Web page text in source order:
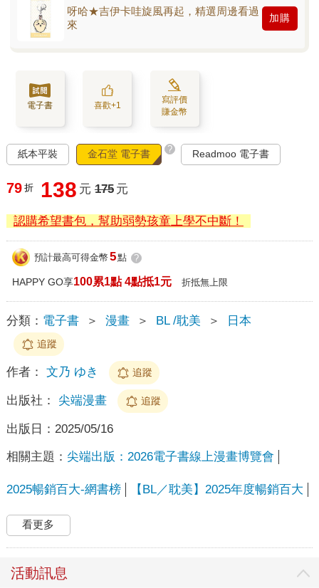
呀哈★吉伊卡哇旋風再起，精選周邊看過
來
加購
電子書 喜歡+1
寫評價
賺金幣
紙本平裝 金石堂 電子書 ? Readmoo 電子書
79 折 138 元 175 元
認購希望書包，幫助弱勢孩童上學不中斷！
預計最高可得金幣 5點 ?
HAPPY GO享100累1點 4點抵1元 折抵無上限
分類： 電子書 ＞ 漫畫 ＞ BL /耽美 ＞ 日本
追蹤
作者： 文乃 ゆき 追蹤
出版社： 尖端漫畫 追蹤
出版日： 2025/05/16
相關主題： 尖端出版：2026電子書線上漫畫博覽會
2025暢銷百大-網書榜 【BL／耽美】2025年度暢銷百大
看更多
活動訊息